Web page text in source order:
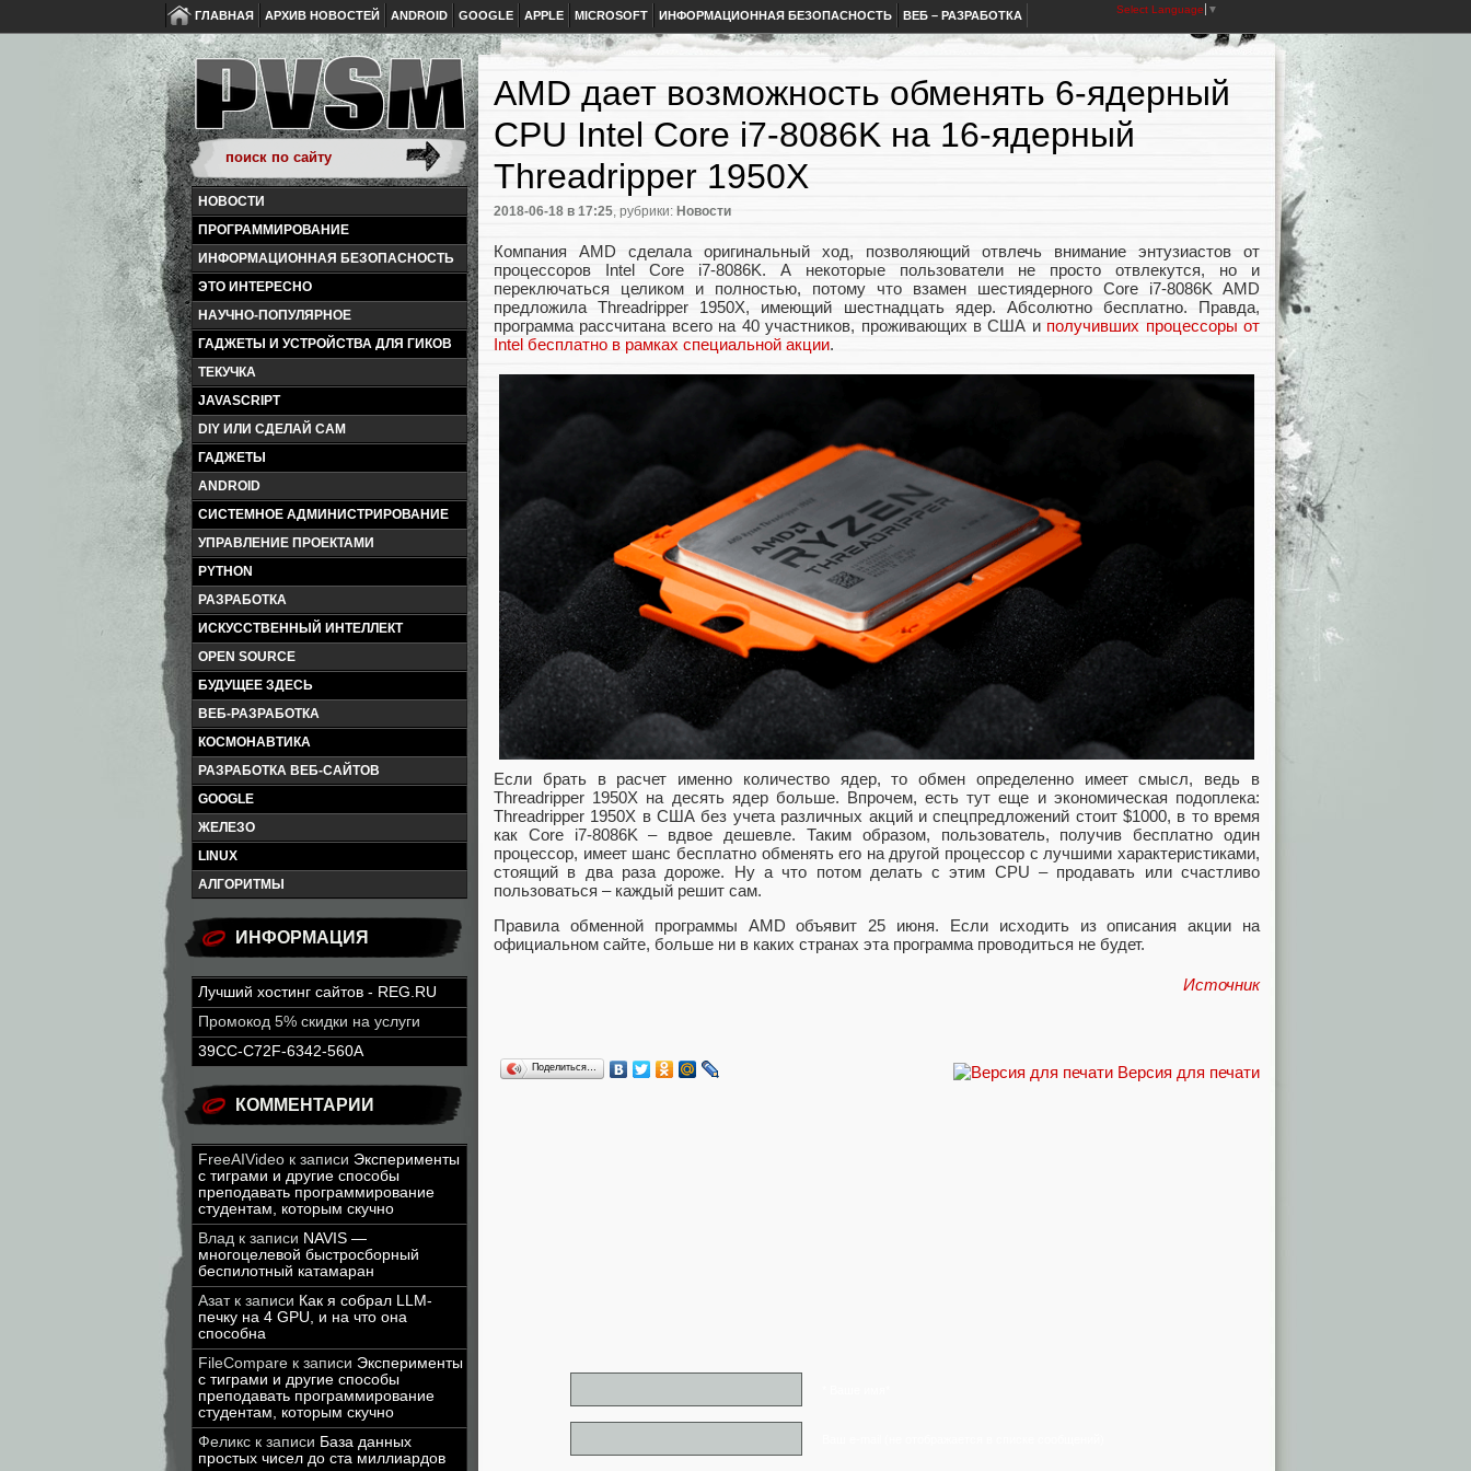
ГЛАВНАЯ АРХИВ НОВОСТЕЙ ANDROID GOOGLE APPLE MICROSOFT ИНФОРМАЦИОННАЯ БЕЗОПАСНОСТЬ ВЕБ – РАЗРАБОТКА Select Language ▼
НОВОСТИ
ПРОГРАММИРОВАНИЕ
ИНФОРМАЦИОННАЯ БЕЗОПАСНОСТЬ
ЭТО ИНТЕРЕСНО
НАУЧНО-ПОПУЛЯРНОЕ
ГАДЖЕТЫ И УСТРОЙСТВА ДЛЯ ГИКОВ
ТЕКУЧКА
JAVASCRIPT
DIY ИЛИ СДЕЛАЙ САМ
ГАДЖЕТЫ
ANDROID
СИСТЕМНОЕ АДМИНИСТРИРОВАНИЕ
УПРАВЛЕНИЕ ПРОЕКТАМИ
PYTHON
РАЗРАБОТКА
ИСКУССТВЕННЫЙ ИНТЕЛЛЕКТ
OPEN SOURCE
БУДУЩЕЕ ЗДЕСЬ
ВЕБ-РАЗРАБОТКА
КОСМОНАВТИКА
РАЗРАБОТКА ВЕБ-САЙТОВ
GOOGLE
ЖЕЛЕЗО
LINUX
АЛГОРИТМЫ
ИНФОРМАЦИЯ
Лучший хостинг сайтов - REG.RU
Промокод 5% скидки на услуги
39CC-C72F-6342-560A
КОММЕНТАРИИ
FreeAIVideo к записи Эксперименты
с тиграми и другие способы
преподавать программирование
студентам, которым скучно
Влад к записи NAVIS —
многоцелевой быстросборный
беспилотный катамаран
Азатк записи Как я собрал LLM-
печку на 4 GPU, и на что она
способна
FileCompare к записи Эксперименты
с тиграми и другие способы
преподавать программирование
студентам, которым скучно
Феликс к записи База данных
простых чисел до ста миллиардов
AMD дает возможность обменять 6-ядерный
CPU Intel Core i7-8086K на 16-ядерный
Threadripper 1950X
2018-06-18 в 17:25, рубрики: Новости
Компания AMD сделала оригинальный ход, позволяющий отвлечь внимание энтузиастов от
процессоров Intel Core i7-8086K. А некоторые пользователи не просто отвлекутся, но и
переключаться целиком и полностью, потому что взамен шестиядерного Core i7-8086K AMD
предложила Threadripper 1950X, имеющий шестнадцать ядер. Абсолютно бесплатно. Правда,
программа рассчитана всего на 40 участников, проживающих в США и получивших процессоры от
Intel бесплатно в рамках специальной акции.
Если брать в расчет именно количество ядер, то обмен определенно имеет смысл, ведь в
Threadripper 1950X на десять ядер больше. Впрочем, есть тут еще и экономическая подоплека:
Threadripper 1950X в США без учета различных акций и спецпредложений стоит $1000, в то время
как Core i7-8086K – вдвое дешевле. Таким образом, пользователь, получив бесплатно один
процессор, имеет шанс бесплатно обменять его на другой процессор с лучшими характеристиками,
стоящий в два раза дороже. Ну а что потом делать с этим CPU – продавать или счастливо
пользоваться – каждый решит сам.
Правила обменной программы AMD объявит 25 июня. Если исходить из описания акции на
официальном сайте, больше ни в каких странах эта программа проводиться не будет.
Источник
Версия для печати
Поделиться…